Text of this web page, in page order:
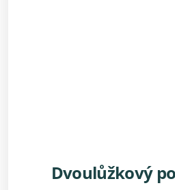
Dvoulůžkový